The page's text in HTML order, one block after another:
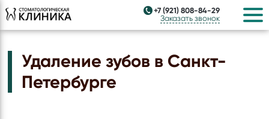
+7 (921) 808-84-29
Заказать звонок
Удаление зубов в Санкт-
Петербурге